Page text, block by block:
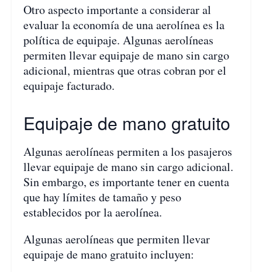
Otro aspecto importante a considerar al
evaluar la economía de una aerolínea es la
política de equipaje. Algunas aerolíneas
permiten llevar equipaje de mano sin cargo
adicional, mientras que otras cobran por el
equipaje facturado.
Equipaje de mano gratuito
Algunas aerolíneas permiten a los pasajeros
llevar equipaje de mano sin cargo adicional.
Sin embargo, es importante tener en cuenta
que hay límites de tamaño y peso
establecidos por la aerolínea.
Algunas aerolíneas que permiten llevar
equipaje de mano gratuito incluyen: